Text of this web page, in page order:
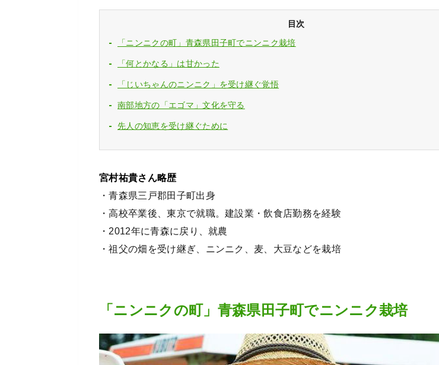
目次
「ニンニクの町」青森県田子町でニンニク栽培
「何とかなる」は甘かった
「じいちゃんのニンニク」を受け継ぐ覚悟
南部地方の「エゴマ」文化を守る
先人の知恵を受け継ぐために
宮村祐貴さん略歴
・青森県三戸郡田子町出身
・高校卒業後、東京で就職。建設業・飲食店勤務を経験
・2012年に青森に戻り、就農
・祖父の畑を受け継ぎ、ニンニク、麦、大豆などを栽培
「ニンニクの町」青森県田子町でニンニク栽培